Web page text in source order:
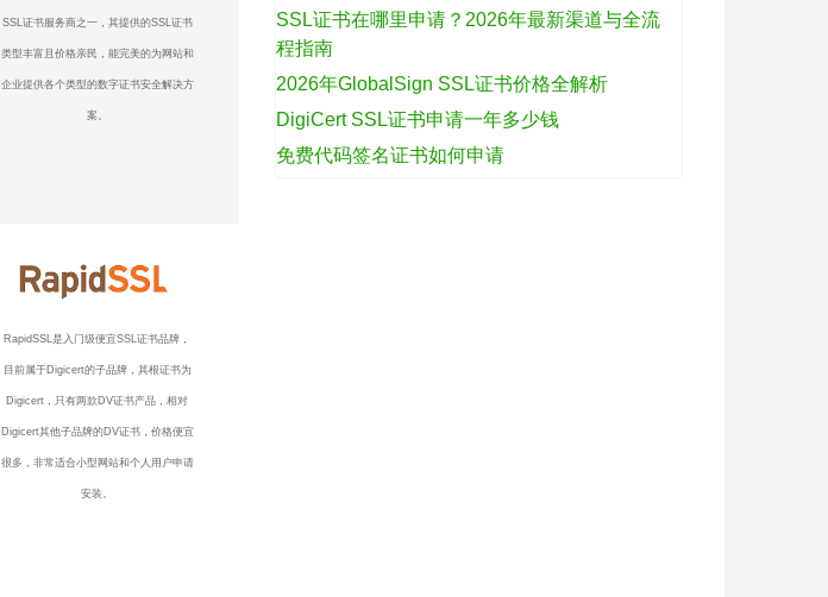
SSL证书服务商之一，其提供的SSL证书
类型丰富且价格亲民，能完美的为网站和
企业提供各个类型的数字证书安全解决方
案。
RapidSSL是入门级便宜SSL证书品牌，
目前属于Digicert的子品牌，其根证书为
Digicert，只有两款DV证书产品，相对
Digicert其他子品牌的DV证书，价格便宜
很多，非常适合小型网站和个人用户申请
安装。
SSL证书在哪里申请？2026年最新渠道与全流
程指南
2026年GlobalSign SSL证书价格全解析
DigiCert SSL证书申请一年多少钱
免费代码签名证书如何申请